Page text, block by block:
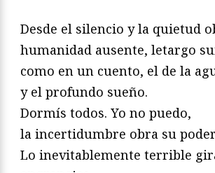
Desde el silencio y la quietud
humanidad ausente, letargo
como en un cuento, el de la
y el profundo sueño.
Dormís todos. Yo no puedo,
la incertidumbre obra su
Lo inevitablemente terrible